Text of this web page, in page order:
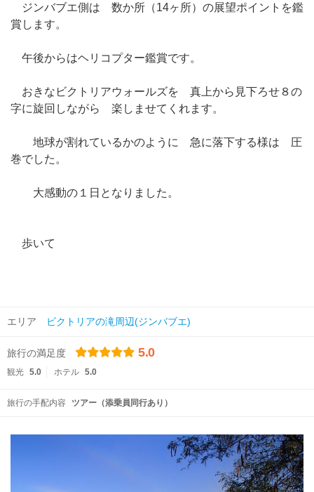
ジンバブエ側は 数か所（14ヶ所）の展望ポイントを鑑
賞します。
午後からはヘリコプター鑑賞です。
おきなビクトリアウォールズを 真上から見下ろせ８の
字に旋回しながら 楽しませてくれます。
地球が割れているかのように 急に落下する様は 圧
巻でした。
大感動の１日となりました。
歩いて
エリア ビクトリアの滝周辺(ジンバブエ)
旅行の満足度 5.0
観光 5.0 ホテル 5.0
旅行の手配内容 ツアー（添乗員同行あり）